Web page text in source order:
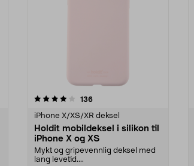
136anmeldelser
iPhone X/XS/XR deksel
Holdit mobildeksel i silikon til
iPhone X og XS
Mykt og gripevennlig deksel med
lang levetid....
4.5 av 5 stjerner